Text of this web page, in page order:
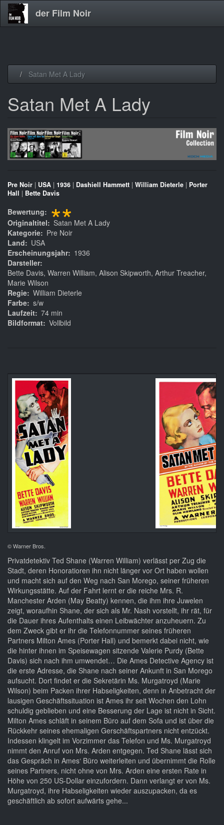
der Film Noir
Satan Met A Lady
Satan Met A Lady
Pre Noir | USA | 1936 | Dashiell Hammett | William Dieterle | Porter
Hall | Bette Davis
Bewertung **
Originaltitel
Satan Met A Lady
Kategorie
Pre Noir
Land
USA
Erscheinungsjahr
1936
Darsteller
Bette Davis, Warren William, Alison Skipworth, Arthur Treacher,
Marie Wilson
Regie William Dieterle
Farbe s/w
Laufzeit 74 min
Bildformat Vollbild
© Warner Bros.
Privatdetektiv Ted Shane (Warren William) verlässt per Zug die
Stadt, deren Honoratioren ihn nicht länger vor Ort haben wollen
und macht sich auf den Weg nach San Morego, seiner früheren
Wirkungsstätte. Auf der Fahrt lernt er die reiche Mrs. R.
Manchester Arden (May Beatty) kennen, die ihm ihre Juwelen
zeigt, woraufhin Shane, der sich als Mr. Nash vorstellt, ihr rät, für
die Dauer ihres Aufenthalts einen Leibwächter anzuheuern. Zu
dem Zweck gibt er ihr die Telefonnummer seines früheren
Partners Milton Ames (Porter Hall) und bemerkt dabei nicht, wie
die hinter ihnen im Speisewagen sitzende Valerie Purdy (Bette
Davis) sich nach ihm umwendet… Die Ames Detective Agency ist
die erste Adresse, die Shane nach seiner Ankunft in San Morego
aufsucht. Dort findet er die Sekretärin Ms. Murgatroyd (Marie
Wilson) beim Packen ihrer Habseligkeiten, denn in Anbetracht der
lausigen Geschäftssituation ist Ames ihr seit Wochen den Lohn
schuldig geblieben und eine Besserung der Lage ist nicht in Sicht.
Milton Ames schläft in seinem Büro auf dem Sofa und ist über die
Rückkehr seines ehemaligen Gerschäftspartners nicht entzückt.
Indessen klingelt im Vorzimmer das Telefon und Ms. Murgatroyd
nimmt den Anruf von Mrs. Arden entgegen. Ted Shane lässt sich
das Gespräch in Ames‘ Büro weiterleiten und übernimmt die Rolle
seines Partners, nicht ohne von Mrs. Arden eine ersten Rate in
Höhe von 250 US-Dollar einzufordern. Dann verlangt er von Ms.
Murgatroyd, ihre Habseligkeiten wieder auszupacken, da es
geschäftlich ab sofort aufwärts gehe...